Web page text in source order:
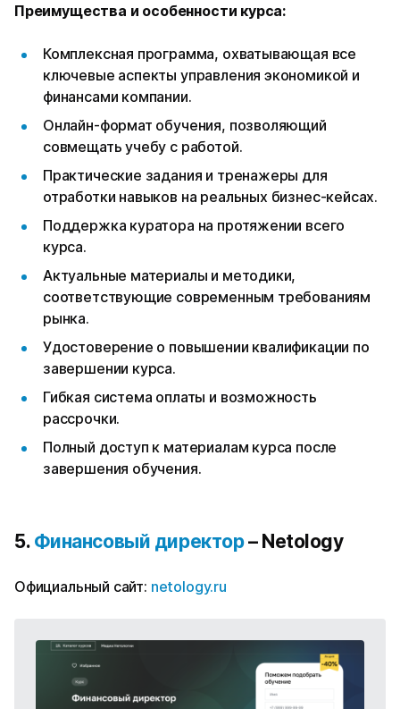
Преимущества и особенности курса:
Комплексная программа, охватывающая все
ключевые аспекты управления экономикой и
финансами компании.
Онлайн-формат обучения, позволяющий
совмещать учебу с работой.
Практические задания и тренажеры для
отработки навыков на реальных бизнес-кейсах.
Поддержка куратора на протяжении всего
курса.
Актуальные материалы и методики,
соответствующие современным требованиям
рынка.
Удостоверение о повышении квалификации по
завершении курса.
Гибкая система оплаты и возможность
рассрочки.
Полный доступ к материалам курса после
завершения обучения.
5. Финансовый директор– Netology
Официальный сайт: netology.ru